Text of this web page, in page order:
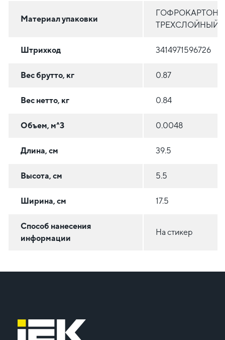
Материал упаковки
ГОФРОКАРТОН
ТРЕХСЛОЙНЫЙ
Штрихкод 3414971596726
Вес брутто, кг 0.87
Вес нетто, кг 0.84
Объем, м^3 0.0048
Длина, см 39.5
Высота, см 5.5
Ширина, см 17.5
Способ нанесения
информации
На стикер